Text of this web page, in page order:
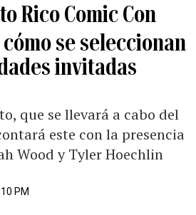
Rico Comic Con
se seleccionan
invitadas
que se llevará a cabo del
este con la presencia
Wood y Tyler Hoechlin
PM